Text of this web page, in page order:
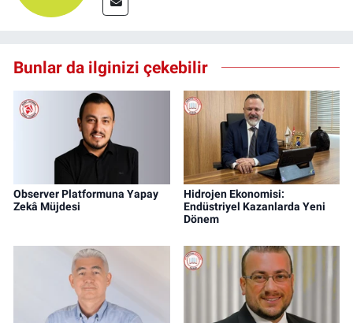
Bunlar da ilginizi çekebilir
Observer Platformuna Yapay
Zekâ Müjdesi
Hidrojen Ekonomisi:
Endüstriyel Kazanlarda Yeni
Dönem